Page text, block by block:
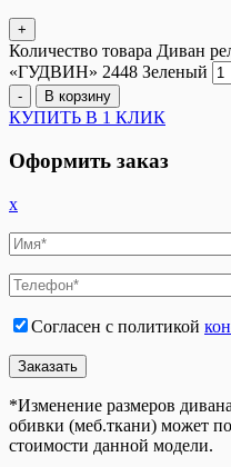
+
Количество товара Диван
«ГУДВИН» 2448 Зеленый
- В корзину
КУПИТЬ В 1 КЛИК
Оформить заказ
x
Согласен с политикой
*Изменение размеров
обивки (меб.ткани) может
стоимости данной модели.